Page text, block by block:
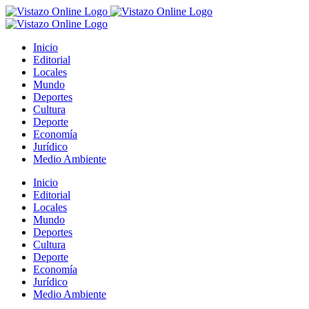
Saltar
al
Inicio
Editorial
Locales
Mundo
Deportes
Cultura
Deporte
Economía
Jurídico
Medio Ambiente
Inicio
Editorial
Locales
Mundo
Deportes
Cultura
Deporte
Economía
Jurídico
Medio Ambiente